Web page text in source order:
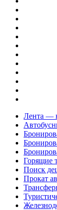
Лента —
Горящие
Поиск
Прокат